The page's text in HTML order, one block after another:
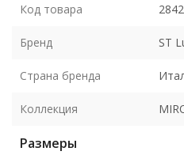
Код товара
Бренд ST
Страна бренда
Коллекция
Размеры